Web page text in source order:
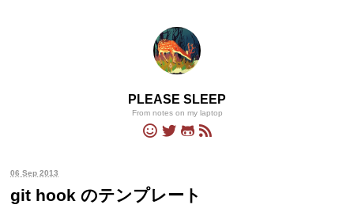
PLEASE SLEEP
From notes on my laptop
06 Sep 2013
git hook のテンプレート